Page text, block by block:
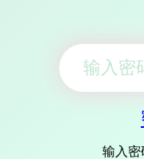
输入密